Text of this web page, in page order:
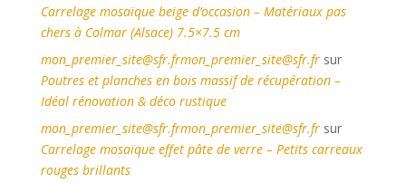
Carrelage mosaïque beige d’occasion – Matériaux pas
chers à Colmar (Alsace) 7.5×7.5 cm
mon_premier_site@sfr.frmon_premier_site@sfr.frsur
Poutres et planches en bois massif de récupération –
Idéal rénovation & déco rustique
mon_premier_site@sfr.frmon_premier_site@sfr.frsur
Carrelage mosaïque effet pâte de verre – Petits carreaux
rouges brillants